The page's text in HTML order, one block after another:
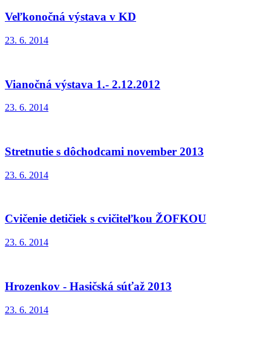
Veľkonočná výstava v KD
23. 6. 2014
Vianočná výstava 1.- 2.12.2012
23. 6. 2014
Stretnutie s dôchodcami november 2013
23. 6. 2014
Cvičenie detičiek s cvičiteľkou ŽOFKOU
23. 6. 2014
Hrozenkov - Hasičská súťaž 2013
23. 6. 2014